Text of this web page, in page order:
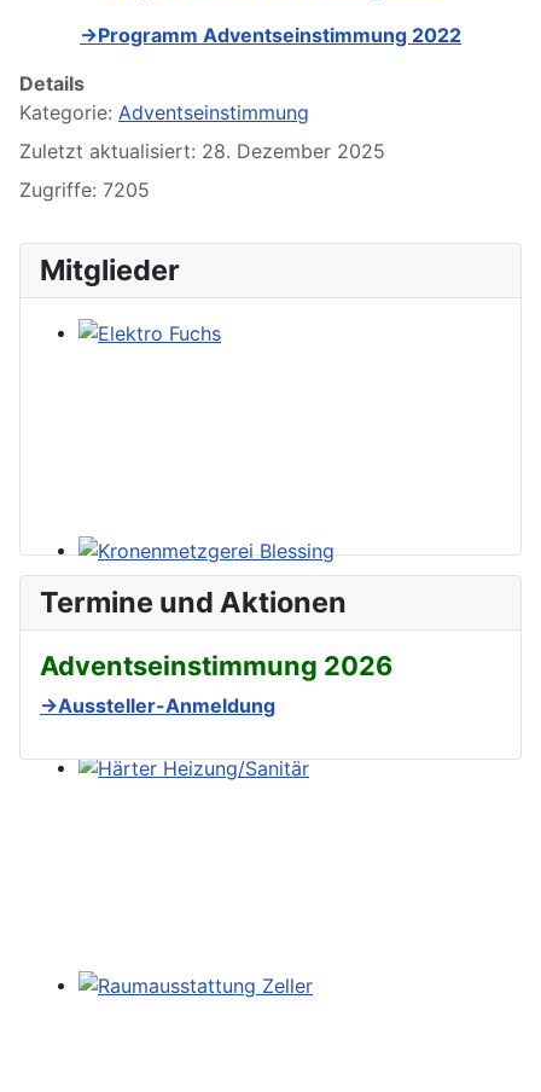
→Programm Adventseinstimmung 2022
Details
Kategorie: Adventseinstimmung
Zuletzt aktualisiert: 28. Dezember 2025
Zugriffe: 7205
Mitglieder
Termine und Aktionen
Adventseinstimmung 2026
→Aussteller-Anmeldung